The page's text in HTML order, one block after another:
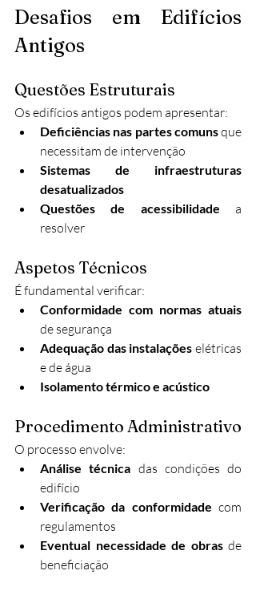
Desafios em Edifícios
Antigos
Questões Estruturais
Os edifícios antigos podem apresentar:
Deficiências nas partes comuns que
necessitam de intervenção
Sistemas de infraestruturas
desatualizados
Questões de acessibilidade a
resolver
Aspetos Técnicos
É fundamental verificar:
Conformidade com normas atuais
de segurança
Adequação das instalações elétricas
e de água
Isolamento térmico e acústico
Procedimento Administrativo
O processo envolve:
Análise técnica das condições do
edifício
Verificação da conformidade com
regulamentos
Eventual necessidade de obras de
beneficiação